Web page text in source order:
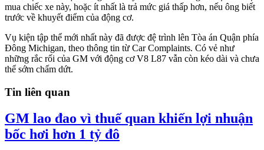
mua chiếc xe này, hoặc ít nhất là trả mức giá thấp hơn, nếu ông biết
trước về khuyết điểm của động cơ.
Vụ kiện tập thể mới nhất này đã được đệ trình lên Tòa án Quận phía
Đông Michigan, theo thông tin từ Car Complaints. Có vẻ như
những rắc rối của GM với động cơ V8 L87 vẫn còn kéo dài và chưa
thể sớm chấm dứt.
Tin liên quan
GM lao đao vì thuế quan khiến lợi nhuận
bốc hơi hơn 1 tỷ đô